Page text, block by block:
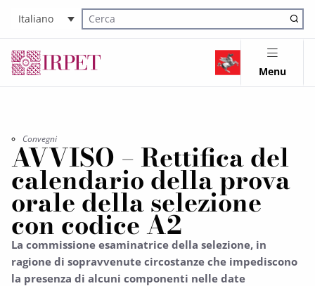
Italiano
Cerca nel sito
Menu
Convegni
AVVISO – Rettifica del
calendario della prova
orale della selezione
con codice A2
La commissione esaminatrice della selezione, in
ragione di sopravvenute circostanze che impediscono
la presenza di alcuni componenti nelle date